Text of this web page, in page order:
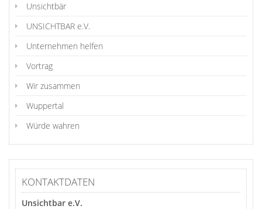
Unsichtbär
UNSICHTBAR e.V.
Unternehmen helfen
Vortrag
Wir zusammen
Wuppertal
Würde wahren
KONTAKTDATEN
Unsichtbar e.V.